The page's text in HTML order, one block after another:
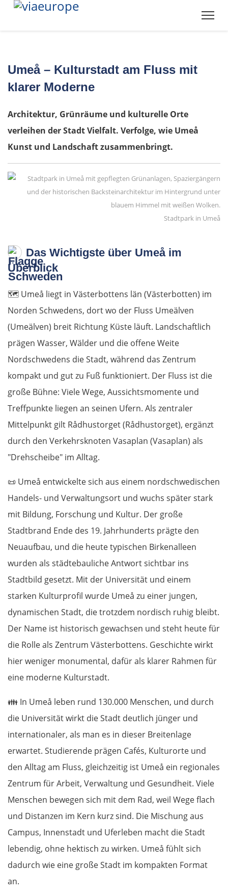
Umeå – Kulturstadt am Fluss mit
klarer Moderne
Architektur, Grünräume und kulturelle Orte
verleihen der Stadt Vielfalt. Verfolge, wie Umeå
Kunst und Landschaft zusammenbringt.
Stadtpark in Umeå
Das Wichtigste über Umeå im
Überblick
🗺️ Umeå liegt in Västerbottens län (Västerbotten) im
Norden Schwedens, dort wo der Fluss Umeälven
(Umeälven) breit Richtung Küste läuft. Landschaftlich
prägen Wasser, Wälder und die offene Weite
Nordschwedens die Stadt, während das Zentrum
kompakt und gut zu Fuß funktioniert. Der Fluss ist die
große Bühne: Viele Wege, Aussichtsmomente und
Treffpunkte liegen an seinen Ufern. Als zentraler
Mittelpunkt gilt Rådhustorget (Rådhustorget), ergänzt
durch den Verkehrsknoten Vasaplan (Vasaplan) als
"Drehscheibe" im Alltag.
📜 Umeå entwickelte sich aus einem nordschwedischen
Handels- und Verwaltungsort und wuchs später stark
mit Bildung, Forschung und Kultur. Der große
Stadtbrand Ende des 19. Jahrhunderts prägte den
Neuaufbau, und die heute typischen Birkenalleen
wurden als städtebauliche Antwort sichtbar ins
Stadtbild gesetzt. Mit der Universität und einem
starken Kulturprofil wurde Umeå zu einer jungen,
dynamischen Stadt, die trotzdem nordisch ruhig bleibt.
Der Name ist historisch gewachsen und steht heute für
die Rolle als Zentrum Västerbottens. Geschichte wirkt
hier weniger monumental, dafür als klarer Rahmen für
eine moderne Kulturstadt.
👪 In Umeå leben rund 130.000 Menschen, und durch
die Universität wirkt die Stadt deutlich jünger und
internationaler, als man es in dieser Breitenlage
erwartet. Studierende prägen Cafés, Kulturorte und
den Alltag am Fluss, gleichzeitig ist Umeå ein regionales
Zentrum für Arbeit, Verwaltung und Gesundheit. Viele
Menschen bewegen sich mit dem Rad, weil Wege flach
und Distanzen im Kern kurz sind. Die Mischung aus
Campus, Innenstadt und Uferleben macht die Stadt
lebendig, ohne hektisch zu wirken. Umeå fühlt sich
dadurch wie eine große Stadt im kompakten Format
an.
Estland
Tallinn
Rapla
Pärnu
Salacgrīva
Riga
Bauska
Litauen